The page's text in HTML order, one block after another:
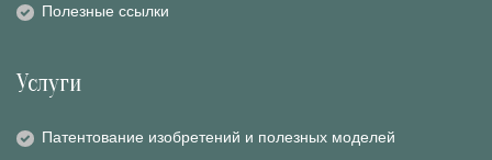
Полезные ссылки
Услуги
Патентование изобретений и полезных моделей